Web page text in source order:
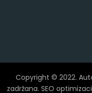
Copyright © 2022.
zadržana. SEO